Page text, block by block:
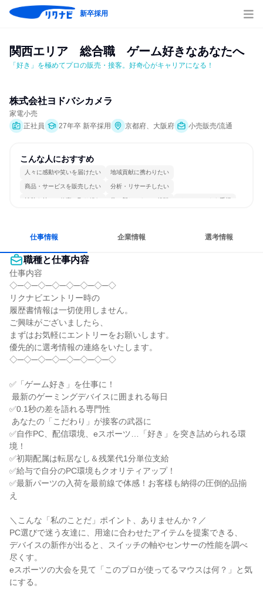
新卒採用
関西エリア　総合職　ゲーム好きなあなたへ
「好き」を極めてプロの販売・接客。好奇心がキャリアになる！
株式会社ヨドバシカメラ
家電小売
正社員
27年卒 新卒採用 京都府、大阪府 小売販売/流通
こんな人におすすめ
人々に感動や笑いを届けたい 地域貢献に携わりたい
商品・サービスを販売したい 分析・リサーチしたい
情熱を持って仕事に取り組む 常に新しいものに挑戦 チームワークを重視
仕事情報 企業情報 選考情報
職種と仕事内容
仕事内容
◇─◇─◇─◇─◇─◇─◇─◇
リクナビエントリー時の
履歴書情報は一切使用しません。
ご興味がございましたら、
まずはお気軽にエントリーをお願いします。
優先的に選考情報の連絡をいたします。
◇─◇─◇─◇─◇─◇─◇─◇
✅「ゲーム好き」を仕事に！
✅0.1秒の差を語れる専門性
✅自作PC、配信環境、eスポーツ…「好き」を突き詰められる環
境！
✅初期配属は転居なし＆残業代1分単位支給
✅給与で自分のPC環境もクオリティアップ！
✅最新パーツの入荷を最前線で体感！お客様も納得の圧倒的品揃
え
＼こんな「私のことだ」ポイント、ありませんか？／
PC選びで迷う友達に、用途に合わせたアイテムを提案できる、
デバイスの新作が出ると、スイッチの軸やセンサーの性能を調べ
尽くす。
eスポーツの大会を見て「このプロが使ってるマウスは何？」と気
にする。